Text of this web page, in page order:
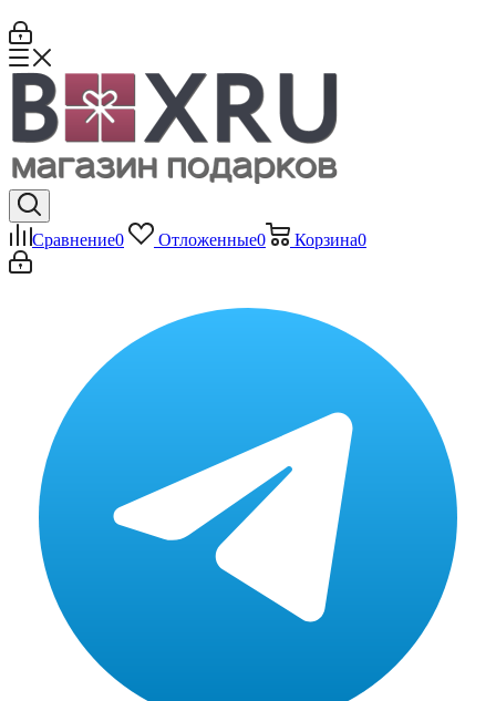
Сравнение0 Отложенные0 Корзина0